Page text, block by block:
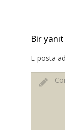
Bir
E-posta